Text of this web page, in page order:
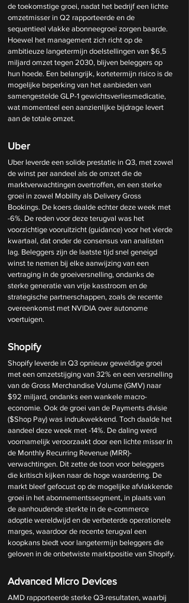
de toekomstige groei, nadat het bedrijf een lichte
omzetmisser in Q2 rapporteerde en de
sequentieel vlakke abonneegroei zorgen baarde.
Hoewel het management zich richt op de
ambitieuze langetermijn doelstellingen van $6,5
miljard omzet tegen 2030, blijven beleggers op
hun hoede. Een belangrijk, kortetermijn risico is de
mogelijke beperking van het aanbieden van
samengestelde GLP-1 gewichtsverliesmedicatie,
wat momenteel een aanzienlijke bijdrage levert
aan de totale omzet.
Uber
Uber leverde een solide prestatie in Q3, met zowel
de winst per aandeel als de omzet die de
marktverwachtingen overtroffen, en een sterke
groei in zowel Mobility als Delivery Gross
Bookings. De koers daalde echter deze week met
-6%. De reden voor deze terugval was het
voorzichtige vooruitzicht (guidance) voor het vierde
kwartaal, dat onder de consensus van analisten
lag. Beleggers zijn de laatste tijd snel geneigd
winst te nemen bij elke aanwijzing van een
vertraging in de groeiversnelling, ondanks de
sterke generatie van vrije kasstroom en de
strategische partnerschappen, zoals de recente
overeenkomst met NVIDIA over autonome
voertuigen.
Shopify
Shopify leverde in Q3 opnieuw geweldige groei
met een omzetstijging van 32% en een versnelling
van de Gross Merchandise Volume (GMV) naar
$92 miljard, ondanks een wankele macro-
economie. Ook de groei van de Payments divisie
($Shop Pay) was indrukwekkend. Toch daalde het
aandeel deze week met -14%. De daling werd
voornamelijk veroorzaakt door een lichte misser in
de Monthly Recurring Revenue (MRR)-
verwachtingen. Dit zette de toon voor beleggers
die kritisch kijken naar de hoge waardering. De
markt bleef gefocust op de mogelijke afvlakkende
groei in het abonnementssegment, in plaats van
de aanhoudende sterkte in de e-commerce
adoptie wereldwijd en de verbeterde operationele
marges, waardoor de recente terugval een
koopkans biedt voor langetermijn beleggers die
geloven in de onbetwiste marktpositie van Shopify.
Advanced Micro Devices
AMD rapporteerde sterke Q3-resultaten, waarbij